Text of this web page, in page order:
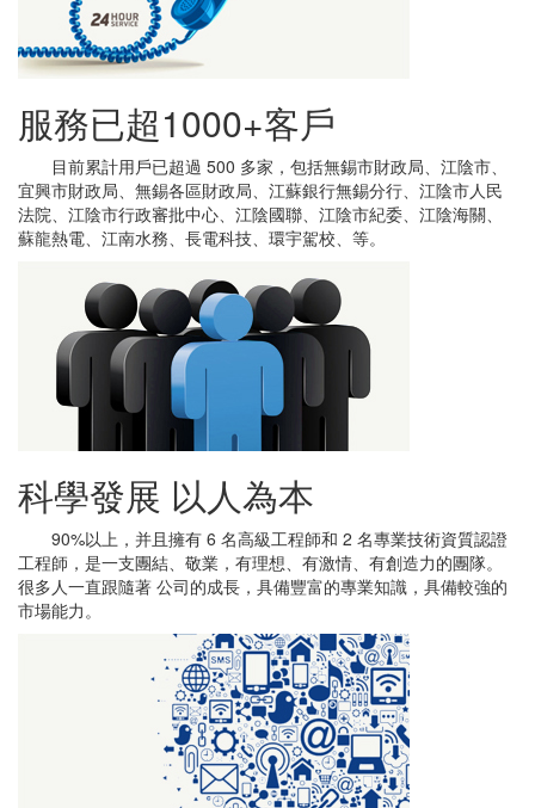
服務已超1000+客戶
目前累計用戶已超過 500 多家，包括無錫市財政局、江陰市、
宜興市財政局、無錫各區財政局、江蘇銀行無錫分行、江陰市人民
法院、江陰市行政審批中心、江陰國聯、江陰市紀委、江陰海關、
蘇龍熱電、江南水務、長電科技、環宇駕校、等。
科學發展 以人為本
90%以上，并且擁有 6 名高級工程師和 2 名專業技術資質認證
工程師，是一支團結、敬業，有理想、有激情、有創造力的團隊。
很多人一直跟隨著 公司的成長，具備豐富的專業知識，具備較強的
市場能力。